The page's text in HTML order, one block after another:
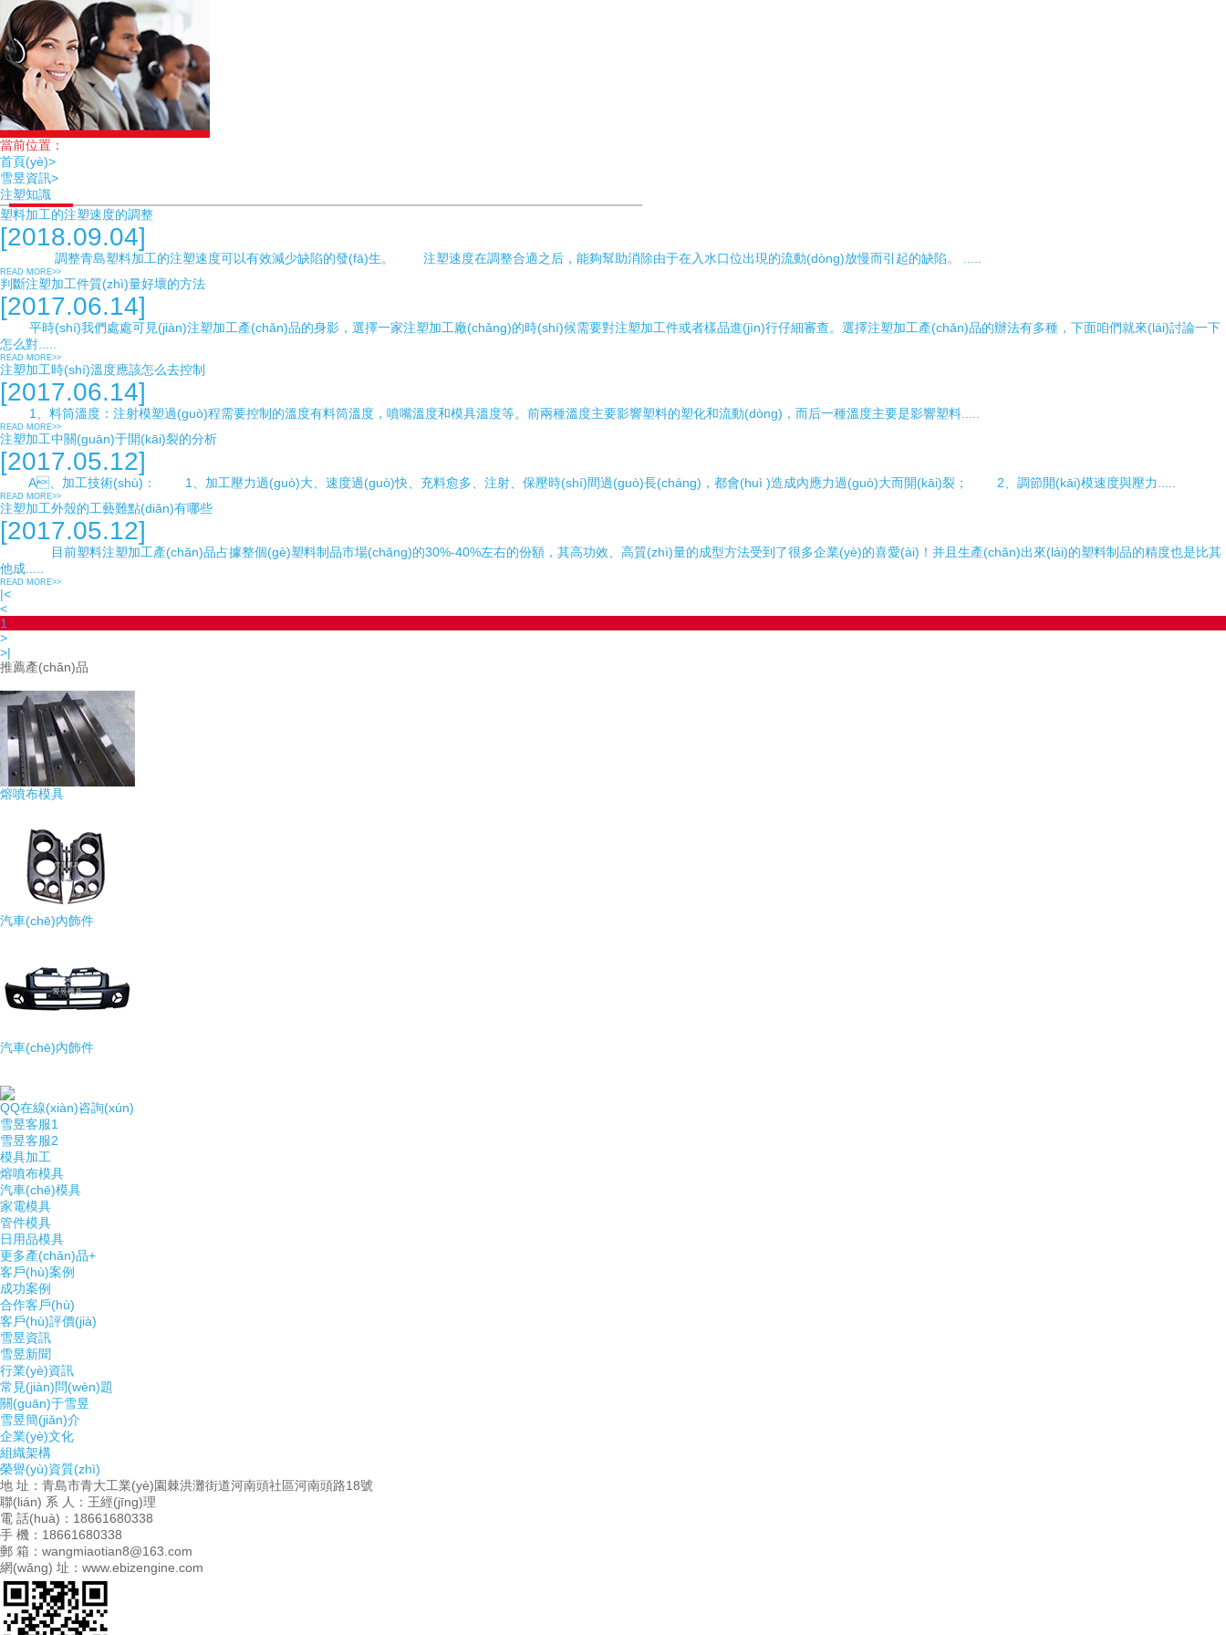
當前位置：
首頁(yè)>
雪昱資訊>
注塑知識
塑料加工的注塑速度的調整
[2018.09.04]
調整青島塑料加工的注塑速度可以有效減少缺陷的發(fā)生。 注塑速度在調整合適之后，能夠幫助消除由于在入水口位出現的流動(dòng)放慢而引起的缺陷。 .....
READ MORE>>
判斷注塑加工件質(zhì)量好壞的方法
[2017.06.14]
平時(shí)我們處處可見(jiàn)注塑加工產(chǎn)品的身影，選擇一家注塑加工廠(chǎng)的時(shí)候需要對注塑加工件或者樣品進(jìn)行仔細審查。選擇注塑加工產(chǎn)品的辦法有多種，下面咱們就來(lái)討論一下
怎么對.....
READ MORE>>
注塑加工時(shí)溫度應該怎么去控制
[2017.06.14]
1、料筒溫度：注射模塑過(guò)程需要控制的溫度有料筒溫度，噴嘴溫度和模具溫度等。前兩種溫度主要影響塑料的塑化和流動(dòng)，而后一種溫度主要是影響塑料.....
READ MORE>>
注塑加工中關(guān)于開(kāi)裂的分析
[2017.05.12]
A、加工技術(shù)： 1、加工壓力過(guò)大、速度過(guò)快、充料愈多、注射、保壓時(shí)間過(guò)長(cháng)，都會(huì )造成內應力過(guò)大而開(kāi)裂； 2、調節開(kāi)模速度與壓力.....
READ MORE>>
注塑加工外殼的工藝難點(diǎn)有哪些
[2017.05.12]
目前塑料注塑加工產(chǎn)品占據整個(gè)塑料制品市場(chǎng)的30%-40%左右的份額，其高功效、高質(zhì)量的成型方法受到了很多企業(yè)的喜愛(ài)！并且生產(chǎn)出來(lái)的塑料制品的精度也是比其
他成.....
READ MORE>>
|<
<
1
>
>|
推薦產(chǎn)品
熔噴布模具
汽車(chē)內飾件
汽車(chē)內飾件
QQ在線(xiàn)咨詢(xún)
雪昱客服1
雪昱客服2
模具加工
熔噴布模具
汽車(chē)模具
家電模具
管件模具
日用品模具
更多產(chǎn)品+
客戶(hù)案例
成功案例
合作客戶(hù)
客戶(hù)評價(jià)
雪昱資訊
雪昱新聞
行業(yè)資訊
常見(jiàn)問(wèn)題
關(guān)于雪昱
雪昱簡(jiǎn)介
企業(yè)文化
組織架構
榮譽(yù)資質(zhì)
地 址：青島市青大工業(yè)園棘洪灘街道河南頭社區河南頭路18號
聯(lián) 系 人：王經(jīng)理
電 話(huà)：18661680338
手 機：18661680338
郵 箱：wangmiaotian8@163.com
網(wǎng) 址：www.ebizengine.com